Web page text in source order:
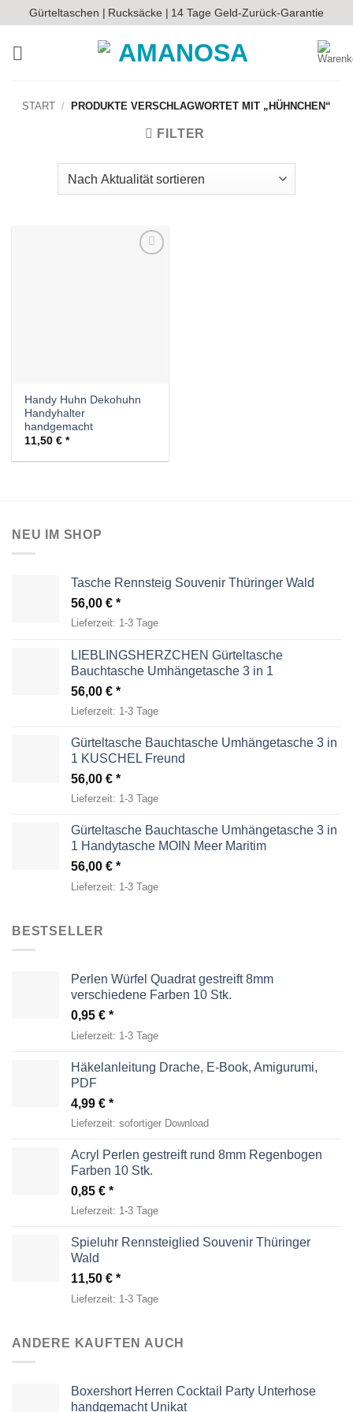
Inhalt
springen
Gürteltaschen | Rucksäcke | 14 Tage Geld-Zurück-Garantie
START / PRODUKTE VERSCHLAGWORTET MIT „HÜHNCHEN“
FILTER
Handy Huhn Dekohuhn
Handyhalter
handgemacht
11,50€
NEU IM SHOP
Tasche Rennsteig Souvenir Thüringer Wald
56,00 €
Lieferzeit: 1-3 Tage
LIEBLINGSHERZCHEN Gürteltasche
Bauchtasche Umhängetasche 3 in 1
56,00 €
Lieferzeit: 1-3 Tage
Gürteltasche Bauchtasche Umhängetasche 3 in
1 KUSCHEL Freund
56,00 €
Lieferzeit: 1-3 Tage
Gürteltasche Bauchtasche Umhängetasche 3 in
1 Handytasche MOIN Meer Maritim
56,00 €
Lieferzeit: 1-3 Tage
BESTSELLER
Perlen Würfel Quadrat gestreift 8mm
verschiedene Farben 10 Stk.
0,95 €
Lieferzeit: 1-3 Tage
Häkelanleitung Drache, E-Book, Amigurumi,
PDF
4,99 €
Lieferzeit: sofortiger Download
Acryl Perlen gestreift rund 8mm Regenbogen
Farben 10 Stk.
0,85 €
Lieferzeit: 1-3 Tage
Spieluhr Rennsteiglied Souvenir Thüringer
Wald
11,50 €
Lieferzeit: 1-3 Tage
ANDERE KAUFTEN AUCH
Boxershort Herren Cocktail Party Unterhose
handgemacht Unikat